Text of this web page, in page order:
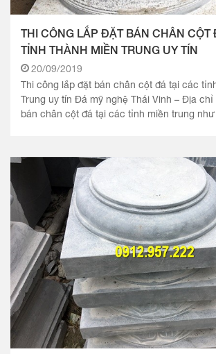
THI CÔNG LẮP ĐẶT BÁN CHÂN CỘT
TỈNH THÀNH MIỀN TRUNG UY TÍN
20/09/2019
Thi công lắp đặt bán chân cột đá tại các
Trung uy tín Đá mỹ nghệ Thái Vinh – Địa
bán chân cột đá tại các tỉnh miền trung